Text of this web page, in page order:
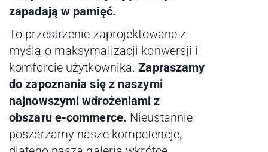
zapadają w pamięć.
To przestrzenie zaprojektowane z
myślą o maksymalizacji konwersji i
komforcie użytkownika.Zapraszamy
do zapoznania się z naszymi
najnowszymi wdrożeniami z
obszaru e-commerce. Nieustannie
poszerzamy nasze kompetencje,